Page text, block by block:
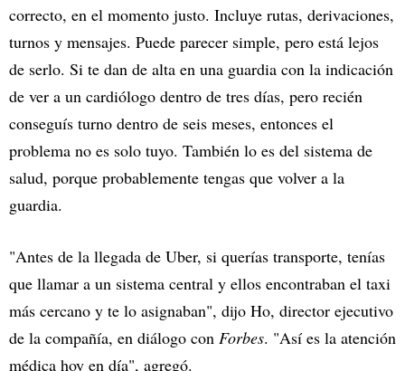
correcto, en el momento justo. Incluye rutas, derivaciones,
turnos y mensajes. Puede parecer simple, pero está lejos
de serlo. Si te dan de alta en una guardia con la indicación
de ver a un cardiólogo dentro de tres días, pero recién
conseguís turno dentro de seis meses, entonces el
problema no es solo tuyo. También lo es del sistema de
salud, porque probablemente tengas que volver a la
guardia.
"Antes de la llegada de Uber, si querías transporte, tenías
que llamar a un sistema central y ellos encontraban el taxi
más cercano y te lo asignaban", dijo Ho, director ejecutivo
de la compañía, en diálogo con Forbes. "Así es la atención
médica hoy en día", agregó.